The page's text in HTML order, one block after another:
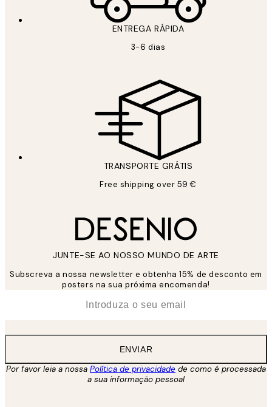
ENTREGA RÁPIDA
3-6 dias
TRANSPORTE GRÁTIS
Free shipping over 59 €
JUNTE-SE AO NOSSO MUNDO DE ARTE
Subscreva a nossa newsletter e obtenha 15% de desconto em
posters na sua próxima encomenda!
ENVIAR
Por favor leia a nossa Política de privacidade de como é processada
a sua informação pessoal